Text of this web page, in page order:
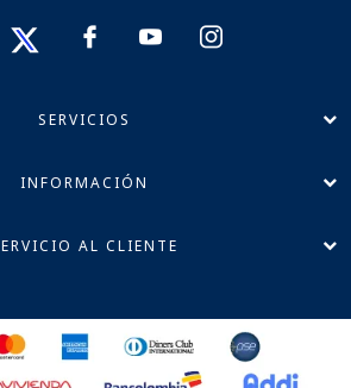
SERVICIOS
INFORMACIÓN
AL CLIENTE